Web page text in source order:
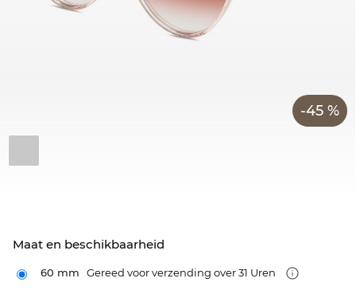
-45 %
Maat en beschikbaarheid
60 mm Gereed voor verzending over 31 Uren